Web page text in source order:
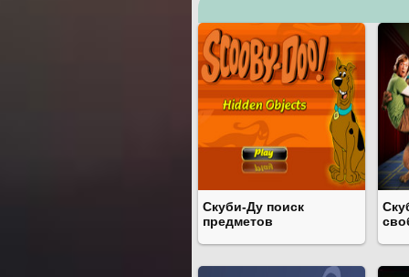
Скуби-Ду поиск
предметов